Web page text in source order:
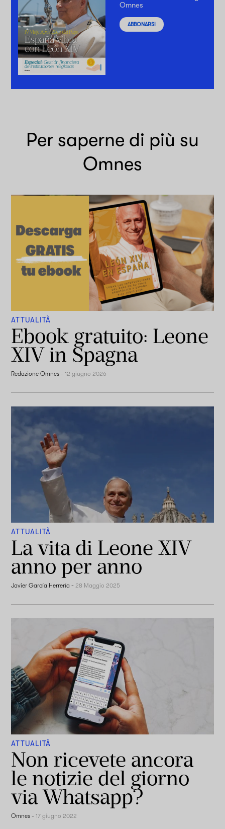
Omnes
ABBONARSI
Per saperne di più su
Omnes
ATTUALITÀ
Ebook gratuito: Leone
XIV in Spagna
Redazione Omnes -12 giugno 2026
ATTUALITÀ
La vita di Leone XIV
anno per anno
Javier García Herrería -28 Maggio 2025
ATTUALITÀ
Non ricevete ancora
le notizie del giorno
via Whatsapp?
Omnes -17 giugno 2022